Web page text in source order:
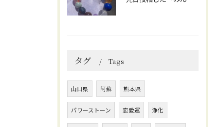
タグ Tags
山口県 阿蘇 熊本県
パワーストーン 恋愛運 浄化